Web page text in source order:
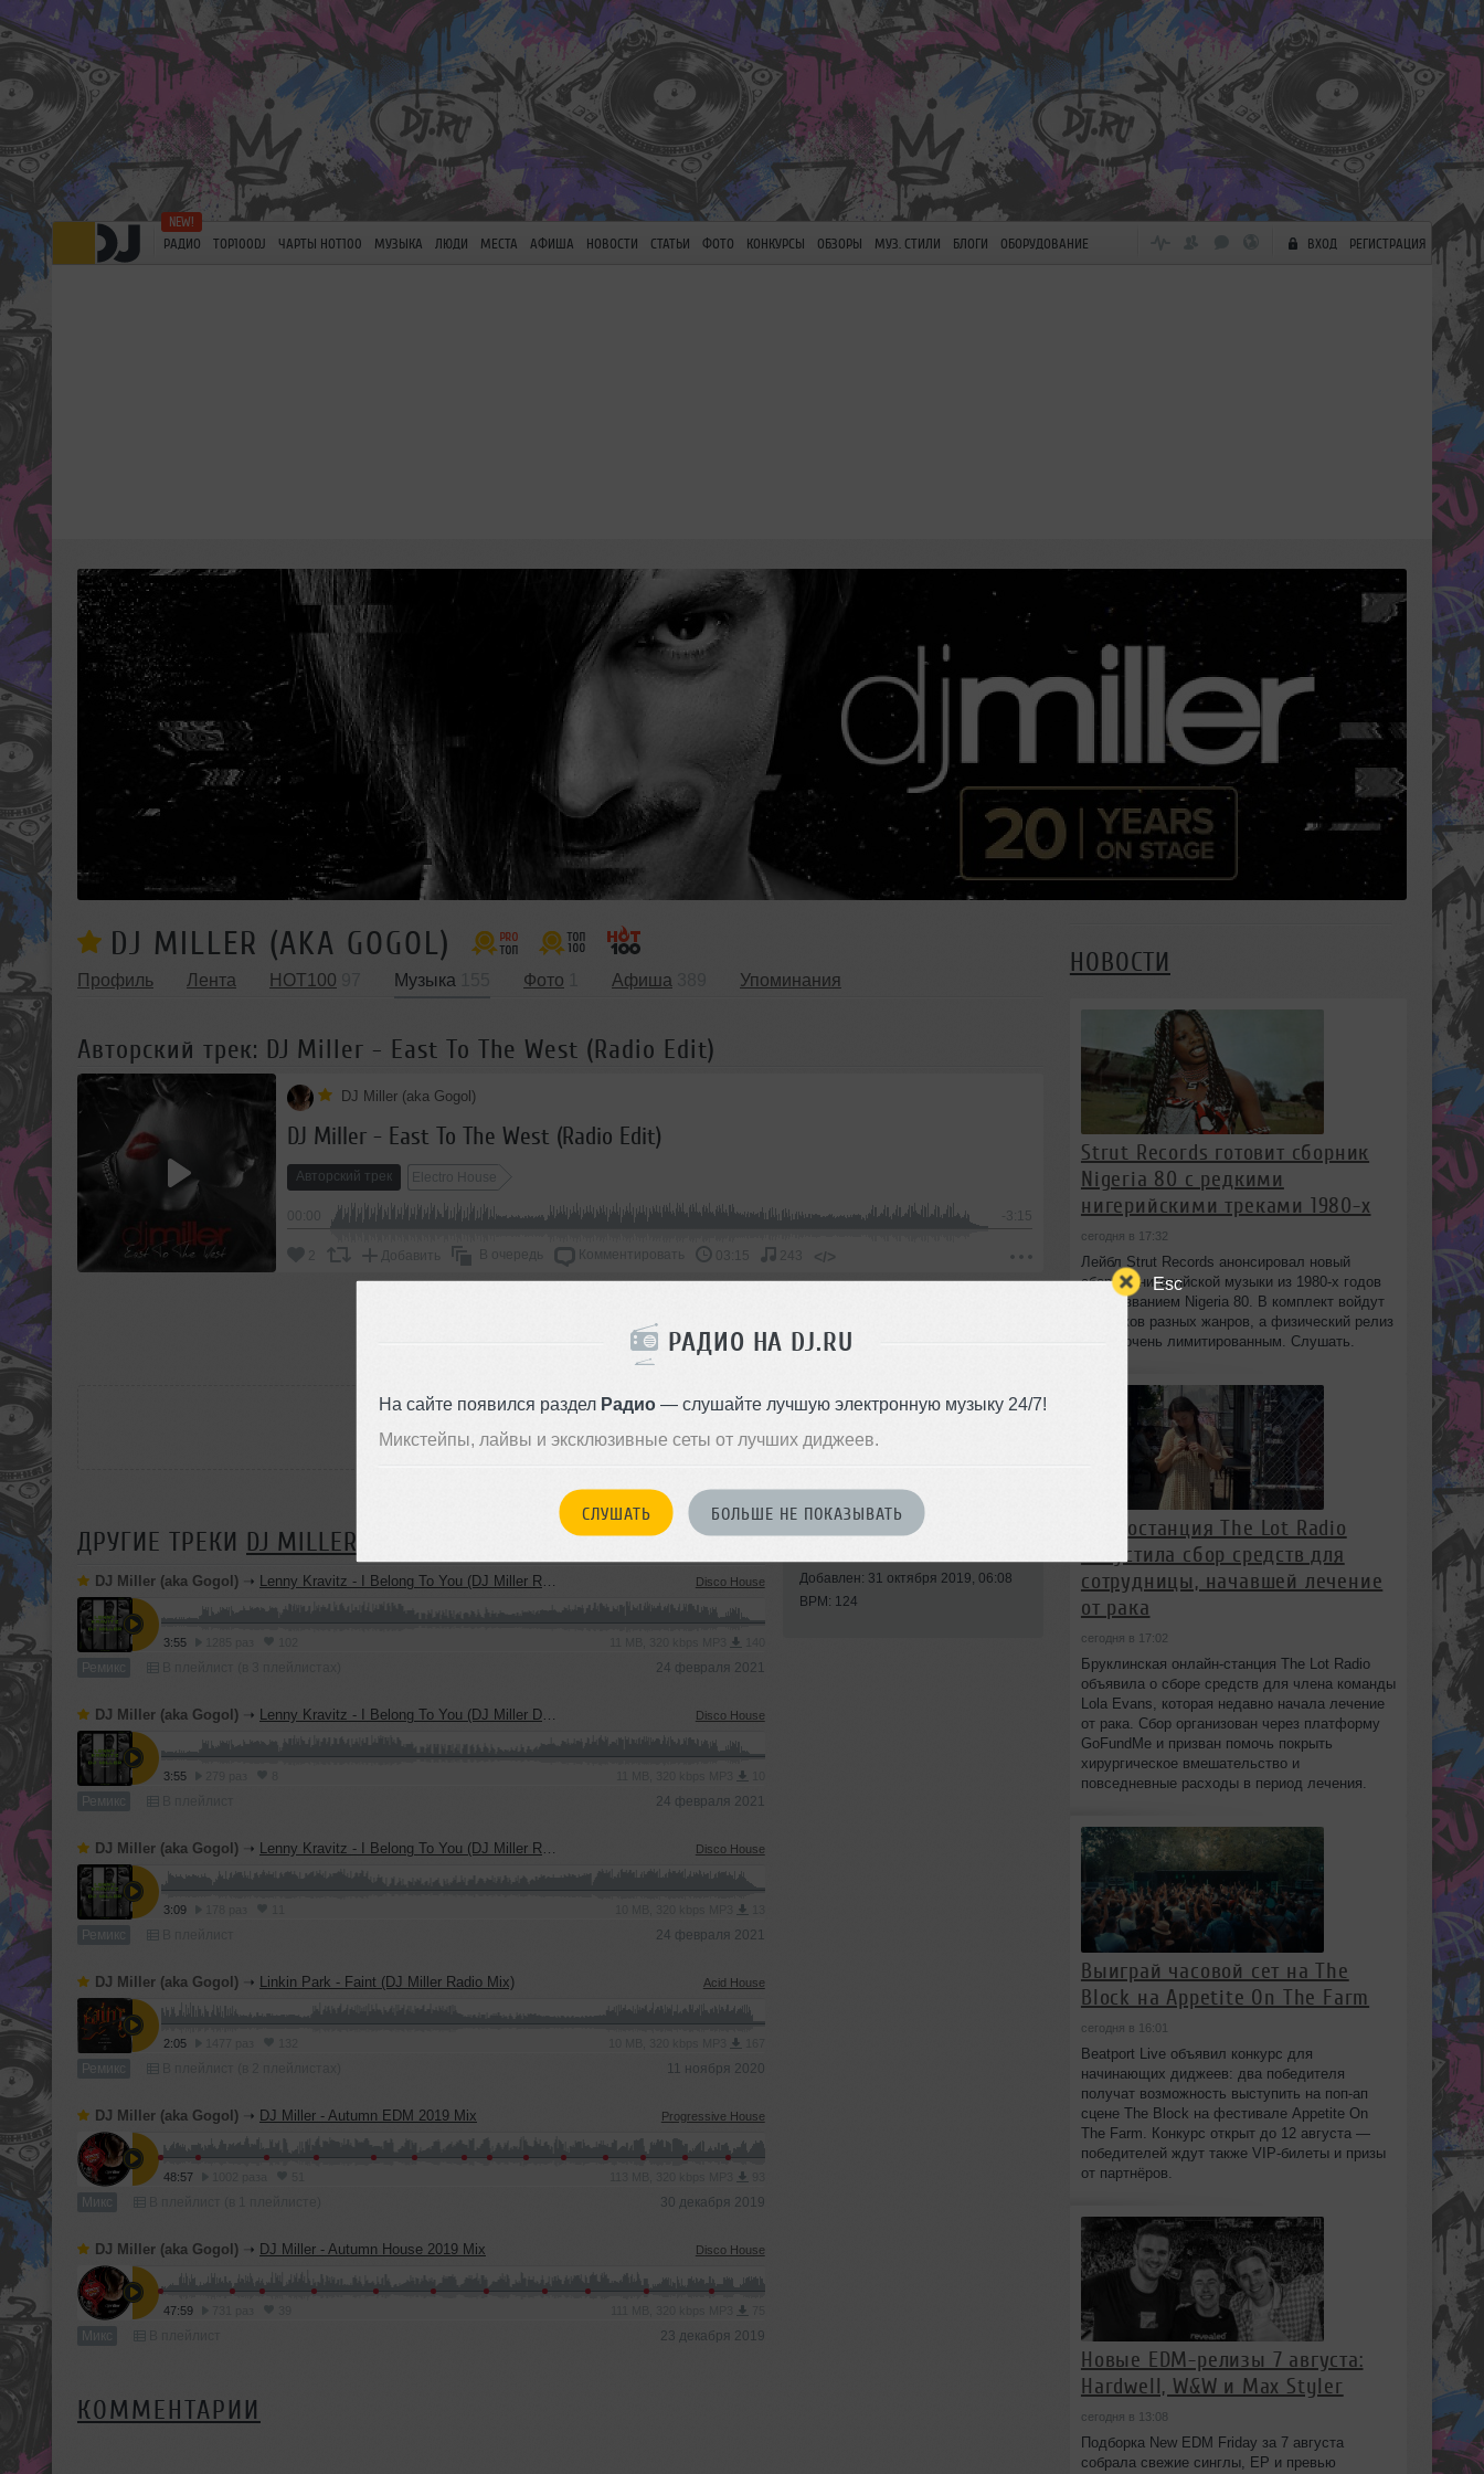
Esc
РАДИО НА DJ.RU
На сайте появился раздел Радио— слушайте лучшую электронную музыку 24/7!
Микстейпы, лайвы и эксклюзивные сеты от лучших диджеев.
СЛУШАТЬ БОЛЬШЕ НЕ ПОКАЗЫВАТЬ
РАДИО TOP100DJ ЧАРТЫ HOT100 МУЗЫКА ЛЮДИ МЕСТА АФИША НОВОСТИ СТАТЬИ ФОТО КОНКУРСЫ ОБЗОРЫ МУЗ. СТИЛИ БЛОГИ ОБОРУДОВАНИЕ ВХОД РЕГИСТРАЦИЯ
DJ MILLER (AKA GOGOL)
Профиль Лента HOT100 Музыка Фото Афиша Упоминания
Авторский трек: DJ Miller - East To The West (Radio Edit)
DJ Miller (aka Gogol)
DJ Miller - East To The West (Radio Edit)
Авторский трек Electro House
-3:15
2 Добавить В очередь Комментировать 03:15 243 </>
ПОДДЕРЖАТЬ АРТИСТА
ДРУГИЕ ТРЕКИ DJ MILLER (AKA GOGOL)
DJ Miller (aka Gogol) ➝ Lenny Kravitz - I Belong To You (DJ Miller Remix) Disco House
3:55
Ремикс 24 февраля 2021
DJ Miller (aka Gogol) ➝ Lenny Kravitz - I Belong To You (DJ Miller Dub Mix) Disco House
3:55
Ремикс 24 февраля 2021
DJ Miller (aka Gogol) ➝ Lenny Kravitz - I Belong To You (DJ Miller Radio Mix) Disco House
3:09
Ремикс 24 февраля 2021
DJ Miller (aka Gogol) ➝ Linkin Park - Faint (DJ Miller Radio Mix) Acid House
2:05
Ремикс 11 ноября 2020
DJ Miller (aka Gogol) ➝ DJ Miller - Autumn EDM 2019 Mix Progressive House
48:57
Микс 30 декабря 2019
DJ Miller (aka Gogol) ➝ DJ Miller - Autumn House 2019 Mix Disco House
47:59
Микс 23 декабря 2019
Стиль: Electro House
Добавлен: 31 октября 2019, 06:08
BPM: 124
КОММЕНТАРИИ
НОВОСТИ
Strut Records готовит сборник
Nigeria 80 с редкими
нигерийскими треками 1980-х
сегодня в 17:32
Лейбл Strut Records анонсировал новый
сборник нигерийской музыки из 1980-х годов
под названием Nigeria 80. В комплект войдут
13 треков разных жанров, а физический релиз
будет очень лимитированным. Слушать.
Радиостанция The Lot Radio
запустила сбор средств для
сотрудницы, начавшей лечение
от рака
сегодня в 17:02
Бруклинская онлайн-станция The Lot Radio
объявила о сборе средств для члена команды
Lola Evans, которая недавно начала лечение
от рака. Сбор организован через платформу
GoFundMe и призван помочь покрыть
хирургическое вмешательство и
повседневные расходы в период лечения.
Выиграй часовой сет на The
Block на Appetite On The Farm
сегодня в 16:01
Beatport Live объявил конкурс для
начинающих диджеев: два победителя
получат возможность выступить на поп‑ап
сцене The Block на фестивале Appetite On
The Farm. Конкурс открыт до 12 августа —
победителей ждут также VIP‑билеты и призы
от партнёров.
Новые EDM-релизы 7 августа:
Hardwell, W&W и Max Styler
сегодня в 13:08
Подборка New EDM Friday за 7 августа
собрала свежие синглы, EP и превью